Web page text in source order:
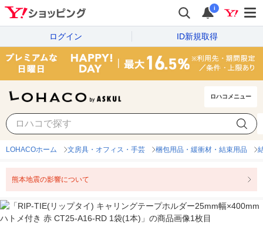
i
ログイン ID新規取得
ロハコメニュー
LOHACOホーム 文房具・オフィス・手芸 梱包用品・緩衝材・結束用品
熊本地震の影響について